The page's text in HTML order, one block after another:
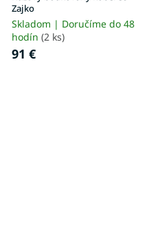
Zajko
Skladom | Doručíme do 48
hodín (2 ks)
91 €